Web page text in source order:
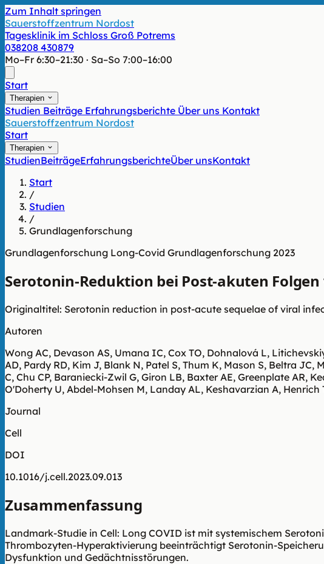
Zum Inhalt springen
Sauerstoffzentrum Nordost
Tagesklinik im Schloss Groß Potrems
038208 430879
Mo–Fr 6:30–21:30 · Sa–So 7:00–16:00
Start
Therapien
Studien Beiträge Erfahrungsberichte Über uns Kontakt
Sauerstoffzentrum Nordost
Start
Therapien
StudienBeiträgeErfahrungsberichteÜber unsKontakt
Start
/
Studien
/
Grundlagenforschung
Grundlagenforschung Long-Covid Grundlagenforschung 2023
Serotonin-Reduktion bei Post-akuten
Originaltitel: Serotonin reduction in post-acute sequelae of viral
Autoren
Wong AC, Devason AS, Umana IC, Cox TO, Dohnalová L,
AD, Pardy RD, Kim J, Blank N, Patel S, Thum K, Mason S, Beltra
C, Chu CP, Baraniecki-Zwil G, Giron LB, Baxter AE, Greenplate AR,
O'Doherty U, Abdel-Mohsen M, Landay AL, Keshavarzian A, Henrich
Journal
Cell
DOI
10.1016/j.cell.2023.09.013
Zusammenfassung
Landmark-Studie in Cell: Long COVID ist mit systemischem
Thrombozyten-Hyperaktivierung beeinträchtigt Serotonin-
Dysfunktion und Gedächtnisstörungen.